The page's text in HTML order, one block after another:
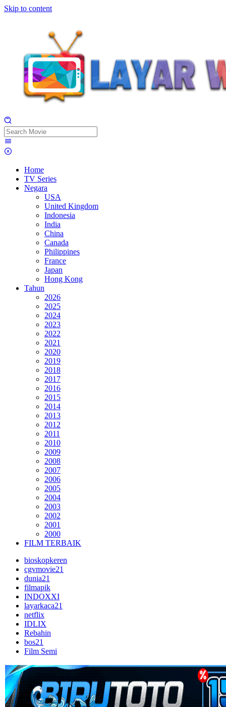
Skip to content
Home
TV Series
Negara
USA
United Kingdom
Indonesia
India
China
Canada
Philippines
France
Japan
Hong Kong
Tahun
2026
2025
2024
2023
2022
2021
2020
2019
2018
2017
2016
2015
2014
2013
2012
2011
2010
2009
2008
2007
2006
2005
2004
2003
2002
2001
2000
FILM TERBAIK
bioskopkeren
cgvmovie21
dunia21
filmapik
INDOXXI
layarkaca21
netflix
IDLIX
Rebahin
bos21
Film Semi